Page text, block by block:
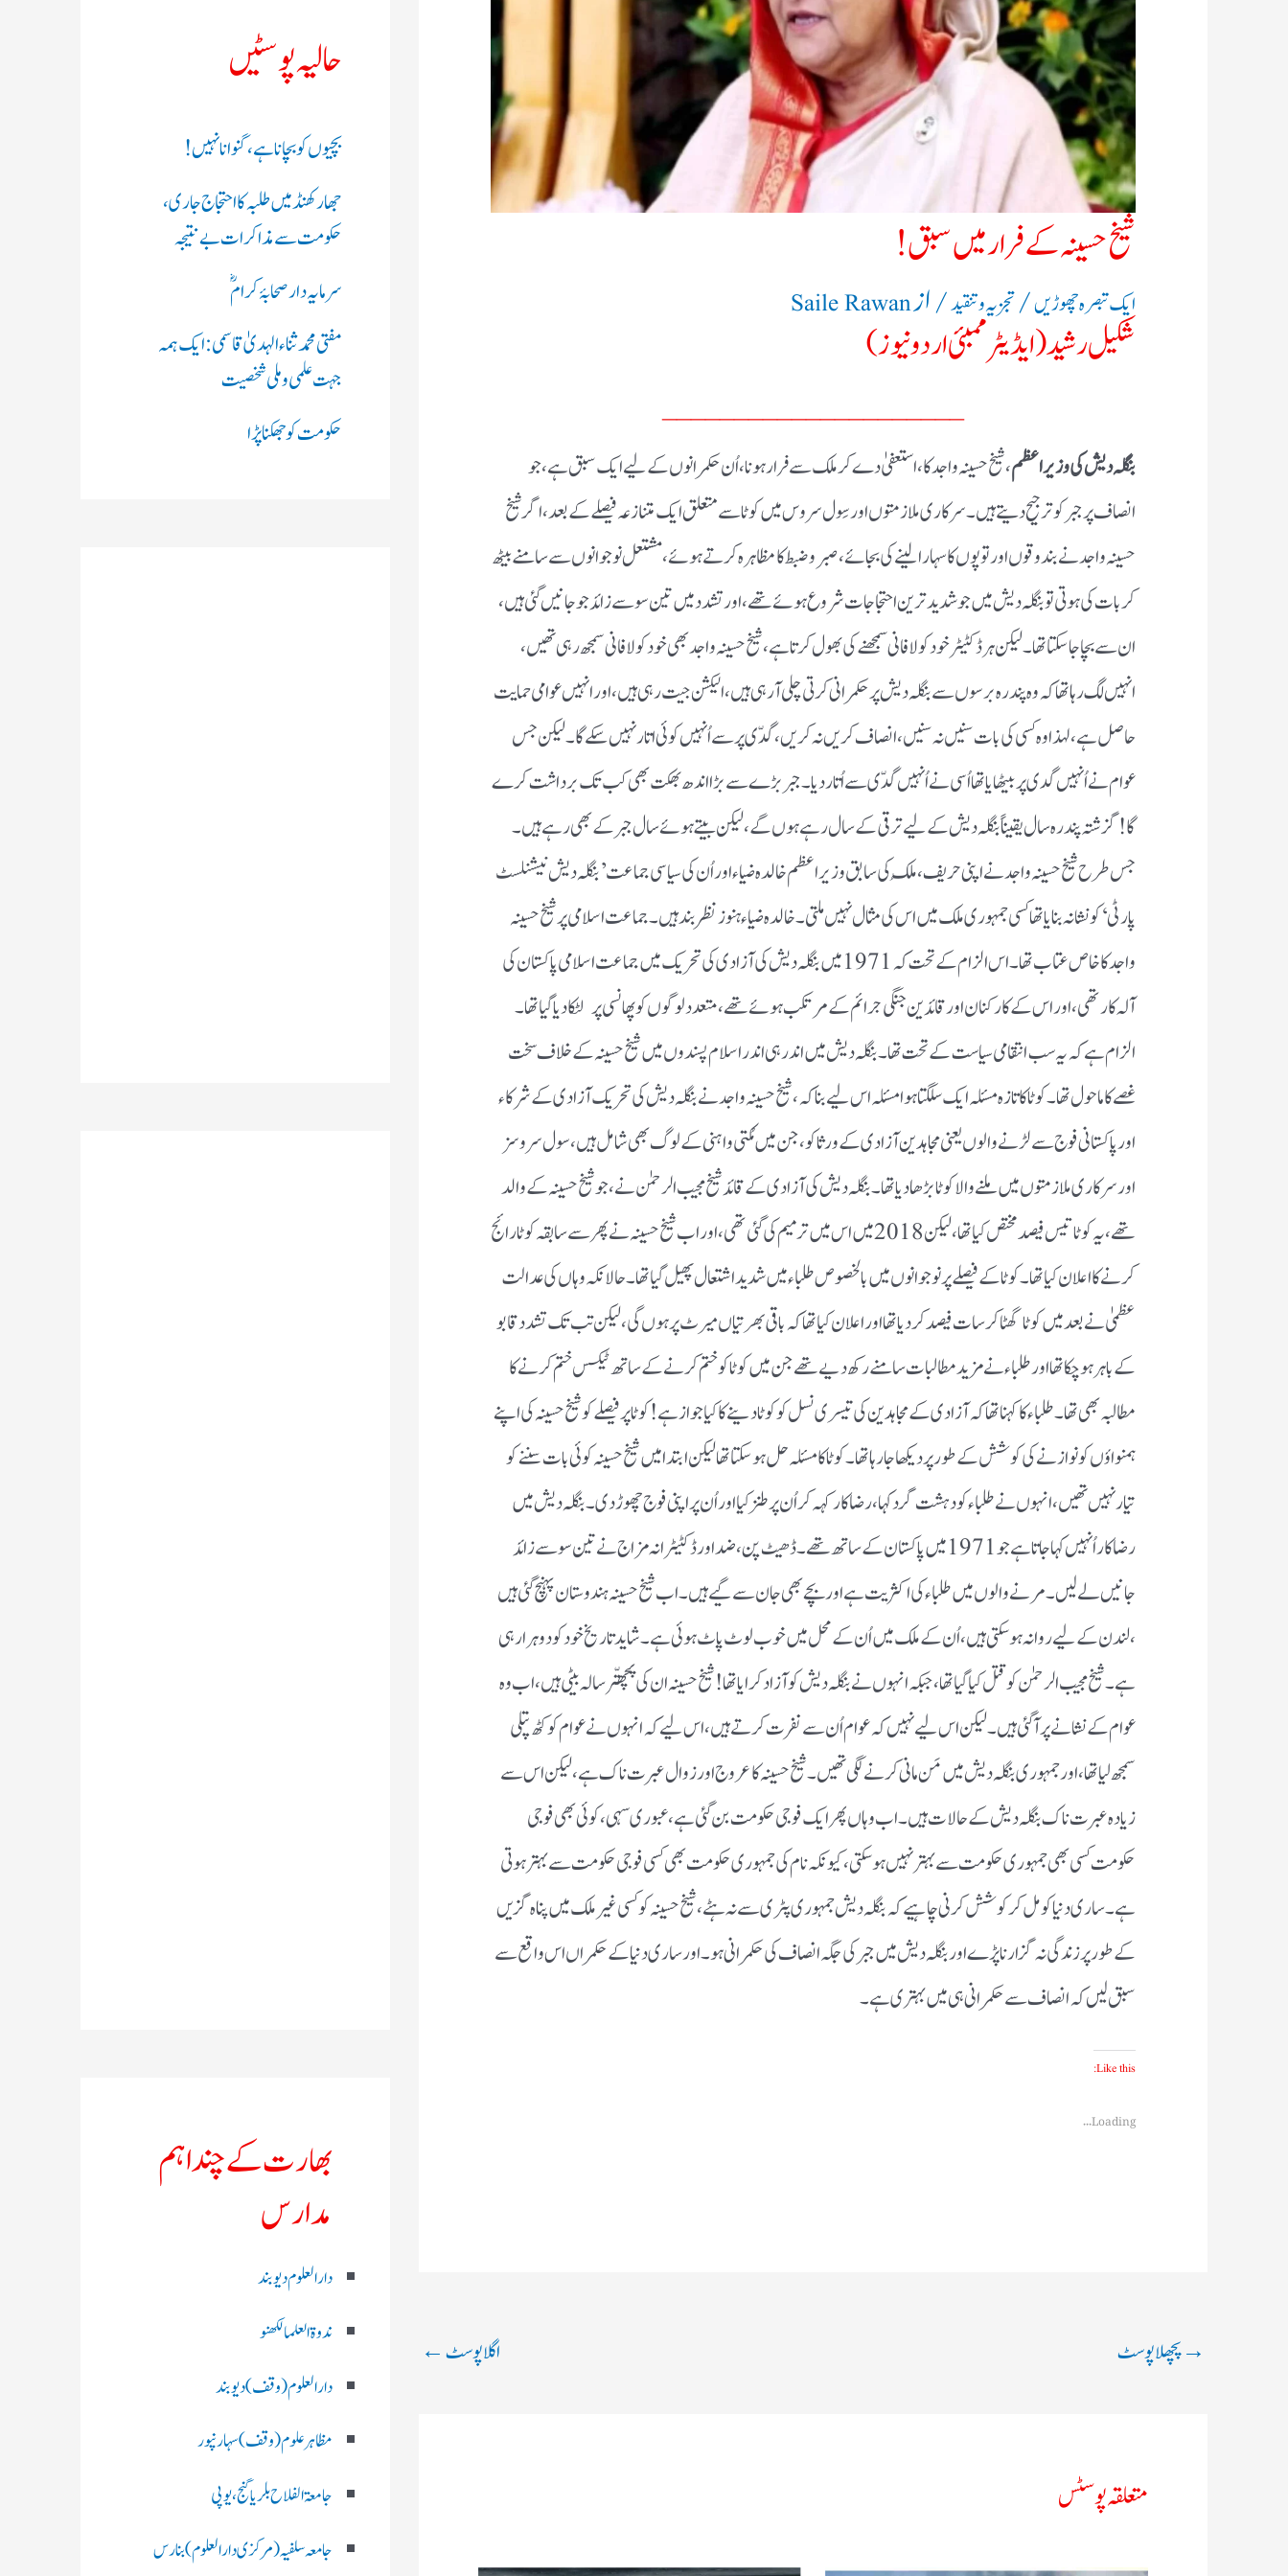
شیخ حسینہ کے فرار میں سبق !
ایک تبصرہ چھوڑیں/تجزیہ و تنقید/ ازSaile Rawan
شکیل رشید (ایڈیٹر ممبئی اردو نیوز)
بنگلہ دیش کی وزیراعظم، شیخ حسینہ واجد کا ، استعفیٰ دے کر ملک سے فرار ہونا ، اُن حکمرانوں کے لیے ایک سبق ہے ، جو
انصاف پر جبر کو ترجیح دیتے ہیں ۔ سرکاری ملازمتوں اور سِول سروس میں کوٹا سے متعلق ایک متنازعہ فیصلے کے بعد ، اگر شیخ
حسینہ واجد نے بندوقوں اور توپوں کا سہارا لینے کی بجائے ، صبر و ضبط کا مظاہرہ کرتے ہوئے ، مشتعل نوجوانوں سے سامنے بیٹھ
کر بات کی ہوتی تو بنگلہ دیش میں جو شدید ترین احتجاجات شروع ہو ئے تھے ، اور تشدد میں تین سو سے زائد جو جانیں گئی ہیں ،
ان سے بچا جا سکتا تھا ۔ لیکن ہر ڈکٹیٹر خود کو لافانی سمجھنے کی بھول کرتا ہے ، شیخ حسینہ واجد بھی خود کو لافانی سمجھ رہی تھیں ،
انہیں لگ رہا تھا کہ وہ پندرہ برسوں سے بنگلہ دیش پر حکمرانی کرتی چلی آ رہی ہیں ، الیکشن جیت رہی ہیں ، اور انہیں عوامی حمایت
حاصل ہے ، لہذا وہ کسی کی بات سنیں نہ سنیں ، انصاف کریں نہ کریں ، گدّی پر سے اُنہیں کوئی اتار نہیں سکے گا ۔ لیکن جس
عوام نے اُنہیں گدی پر بیٹھایا تھا اُسی نے اُنہیں گدّی سے اُتار دیا ۔ جبر بڑے سے بڑا اندھ بھکت بھی کب تک برداشت کرے
گا ! گزشتہ پندرہ سال یقیناً بنگلہ دیش کے لیے ترقی کے سال رہے ہوں گے ، لیکن بیتے ہوئے سال جبر کے بھی رہے ہیں ۔
جس طرح شیخ حسینہ واجد نے اپنی حریف ، مُلک کی سابق وزیراعظم خالدہ ضیاء اور اُن کی سیاسی جماعت ’ بنگلہ دیش نیشنلسٹ
پارٹی ‘ کو نشانہ بنایا تھا کسی جمہوری ملک میں اس کی مثال نہیں ملتی ۔ خالدہ ضیاء ہنوز نظر بند ہیں ۔ جماعت اسلامی پر شیخ حسینہ
واجد کا خاص عتاب تھا ۔ اس الزام کے تحت کہ 1971 میں بنگلہ دیش کی آزادی کی تحریک میں جماعت اسلامی پاکستان کی
آلہ کار تھی ، اور اس کے کارکنان اور قائدین جنگی جرائم کے مرتکب ہوئے تھے ، متعدد لوگوں کو پھانسی پر لٹکا دیا گیا تھا ۔
الزام ہے کہ یہ سب انتقامی سیاست کے تحت تھا ۔ بنگلہ دیش میں اندر ہی اندر اسلام پسندوں میں شیخ حسینہ کے خلاف سخت
غصے کا ماحول تھا ۔ کوٹا کا تازہ مسئلہ ایک سلگتا ہوا مسئلہ اس لیے بنا کہ ، شیخ حسینہ واجد نے بنگلہ دیش کی تحریک آزادی کے شرکاء
اور پاکستانی فوج سے لڑنے والوں یعنی مجاہدین آزادی کے ورثا کو ، جن میں مُکتی واہنی کے لوگ بھی شامل ہیں ، سول سروسز
اور سرکاری ملازمتوں میں ملنے والا کوٹا بڑھا دیا تھا ۔ بنگلہ دیش کی آزادی کے قائد شیخ مجیب الرحمٰن نے ، جو شیخ حسینہ کے والد
تھے ، یہ کوٹا تیس فیصد مختص کیا تھا ، لیکن 2018 میں اس میں ترمیم کی گئی تھی ، اور اب شیخ حسینہ نے پھر سے سابقہ کوٹا رائج
کرنے کا اعلان کیا تھا ۔ کوٹا کے فیصلے پر نوجوانوں میں بالخصوص طلباء میں شدید اشتعال پھیل گیا تھا ۔ حالانکہ وہاں کی عدالت
عظمیٰ نے بعد میں کوٹا گھٹا کر سات فیصد کردیا تھا اور اعلان کیا تھا کہ باقی بھرتیاں میرٹ پر ہوں گی ، لیکن تب تک تشدد قابو
کے باہر ہو چکا تھا اور طلباء نے مزید مطالبات سامنے رکھ دیے تھے جن میں کوٹا کو ختم کرنے کے ساتھ ٹیکس ختم کرنے کا
مطالبہ بھی تھا ۔ طلباء کا کہنا تھا کہ آزادی کے مجاہدین کی تیسری نسل کو کوٹا دینے کا کیا جواز ہے ! کوٹا پر فیصلے کو شیخ حسینہ کی اپنے
ہمنواؤں کو نوازنے کی کوشش کے طور پر دیکھا جا رہا تھا ۔ کوٹا کا مسئلہ حل ہو سکتا تھا لیکن ابتدا میں شیخ حسینہ کوئی بات سننے کو
تیار نہیں تھیں ، انہوں نے طلباء کو دہشت گرد کہا ، رضاکار کہہ کر اُن پر طنز کیا اور اُن پر اپنی فوج چھوڑ دی ۔ بنگلہ دیش میں
رضاکار اُنہیں کہا جاتا ہے جو 1971 میں پاکستان کے ساتھ تھے ۔ ڈھیٹ پن ، ضد اور ڈکٹیٹرانہ مزاج نے تین سو سے زائد
جانیں لے لیں ۔ مرنے والوں میں طلباء کی اکثریت ہے اور بچے بھی جان سے گیے ہیں ۔ اب شیخ حسینہ ہندوستان پہنچ گئی ہیں
،لندن کے لیے روانہ ہوسکتی ہیں، اُن کے ملک میں اُن کے محل میں خوب لوٹ پاٹ ہوئی ہے ۔ شاید تاریخ خود کو دوہرا رہی
ہے ۔ شیخ مجیب الرحمٰن کو قتل کیا گیا تھا ، جبکہ انہوں نے بنگلہ دیش کو آزاد کرایا تھا ! شیخ حسینہ ان کی پچھتّر سالہ بیٹی ہیں ، اب وہ
عوام کے نشانے پر آ گئی ہیں ۔ لیکن اس لیے نہیں کہ عوام اُن سے نفرت کرتے ہیں ، اس لیے کہ انہوں نے عوام کو کٹھ پتلی
سمجھ لیا تھا ، اور جمہوری بنگلہ دیش میں مَن مانی کرنے لگی تھیں ۔ شیخ حسینہ کا عروج اور زوال عبرت ناک ہے ، لیکن اس سے
زیادہ عبرت ناک بنگلہ دیش کے حالات ہیں ۔ اب وہاں پھر ایک فوجی حکومت بن گئی ہے ، عبوری سہی ، کوئی بھی فوجی
حکومت کسی بھی جمہوری حکومت سے بہتر نہیں ہو سکتی ، کیونکہ نام کی جمہوری حکومت بھی کسی فوجی حکومت سے بہتر ہوتی
ہے ۔ ساری دنیا کو مل کر کوشش کرنی چاہیے کہ بنگلہ دیش جمہوری پٹری سے نہ ہٹے ، شیخ حسینہ کو کسی غیر ملک میں پناہ گزیں
کے طور پر زندگی نہ گزارنا پڑے اور بنگلہ دیش میں جبر کی جگہ انصاف کی حکمرانی ہو ۔ اور ساری دنیا کے حکمراں اس واقع سے
سبق لیں کہ انصاف سے حکمرانی ہی میں بہتری ہے ۔
Like this:
Loading...
→پچھلا پوسٹ اگلا پوسٹ←
متعلقہ پوسٹس
ر
ی
ں
:
حالیہ پوسٹیں
بچیوں کو بچانا ہے، گنوانا نہیں!
جھارکھنڈ میں طلبہ کا احتجاج جاری،
حکومت سے مذاکرات بے نتیجہ
سرمایہ دار صحابۂ کرامؓ
مفتی محمد ثناء الہدیٰ قاسمی: ایک ہمہ
جہت علمی و ملی شخصیت
حکومت کو جھکنا پڑا
بھارت کے چند اہم
مدارس
دارالعلوم دیوبند
ندوۃالعلما لکھنو
دارالعلوم (وقف)دیوبند
مظاہرعلوم (وقف)سہارنپور
جامعۃ الفلاح بلریاگنج،یوپی
جامعہ سلفیہ(مرکزی دارالعلوم )بنارس